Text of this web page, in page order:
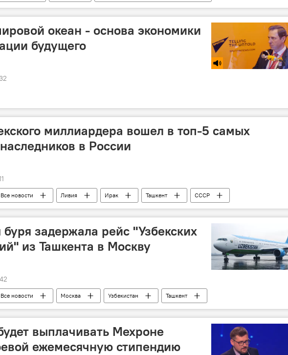
океан - основа экономики
будущего
миллиардера вошел в топ-5 самых
в России
Все новости Ливия Ирак Ташкент
СССР
задержала рейс "Узбекских
из Ташкента в Москву
Все новости Москва Узбекистан
Ташкент
Транспорт
выплачивать Мехроне
ежемесячную стипендию